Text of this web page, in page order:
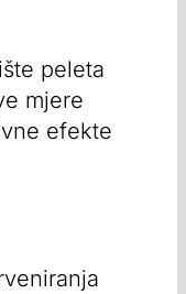
peleta
mjere
efekte